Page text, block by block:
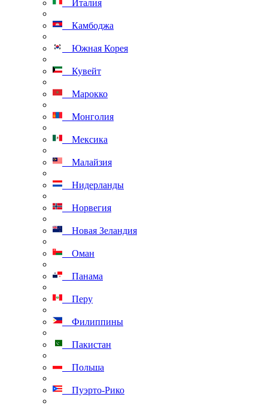
Италия
Камбоджа
Южная Корея
Кувейт
Марокко
Монголия
Мексика
Малайзия
Нидерланды
Норвегия
Новая Зеландия
Оман
Панама
Перу
Филиппины
Пакистан
Польша
Пуэрто-Рико